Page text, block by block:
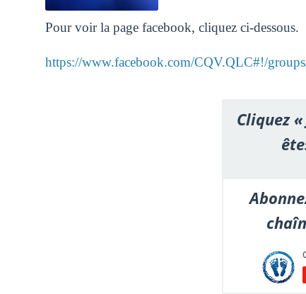
Pour voir la page facebook, cliquez ci-dessous.
https://www.facebook.com/CQV.QLC#!/
Cliquez